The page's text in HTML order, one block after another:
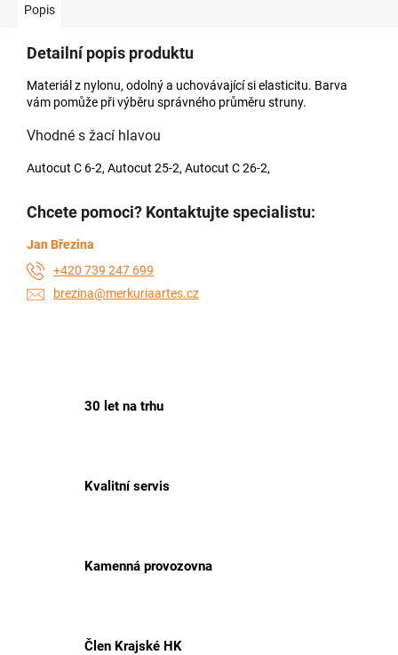
30 let na trhu
Kvalitní servis
Kamenná provozovna
Člen Krajské HK
Popis
Detailní popis produktu
Materiál z nylonu, odolný a uchovávající si elasticitu. Barva
vám pomůže při výběru správného průměru struny.
Vhodné s žací hlavou
Autocut C 6-2, Autocut 25-2, Autocut C 26-2,
Chcete pomoci? Kontaktujte specialistu:
Jan Březina
+420 739 247 699
brezina@merkuriaartes.cz